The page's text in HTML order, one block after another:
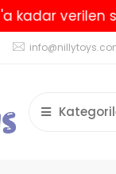
verilen